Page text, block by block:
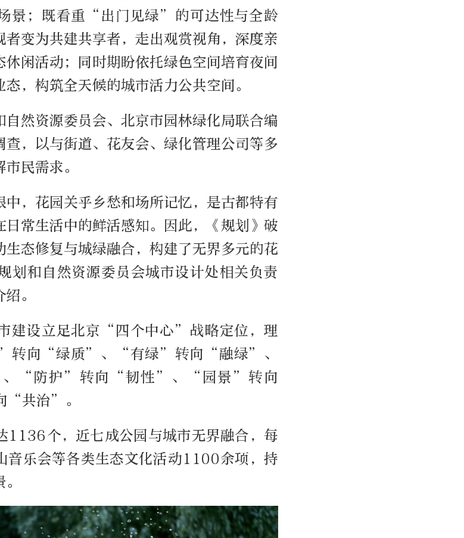
景；既看重“出门见绿”的可达性与全龄
者变为共建共享者，走出观赏视角，深度亲
闲活动；同时期盼依托绿色空间培育夜间
，构筑全天候的城市活力公共空间。
自然资源委员会、北京市园林绿化局联合编
，以与街道、花友会、绿化管理公司等多
民需求。
中，花园关乎乡愁和场所记忆，是古都特有
日常生活中的鲜活感知。因此，《规划》破
态修复与城绿融合，构建了无界多元的花
划和自然资源委员会城市设计处相关负责
。
建设立足北京“四个中心”战略定位，理
”转向“绿质”、“有绿”转向“融绿”、
“防护”转向“韧性”、“园景”转向
“共治”。
1136个，近七成公园与城市无界融合，每
音乐会等各类生态文化活动1100余项，持